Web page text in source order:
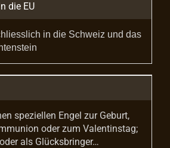
die EU
in die Schweiz und das
speziellen Engel zur Geburt,
oder zum Valentinstag;
als Glücksbringer…